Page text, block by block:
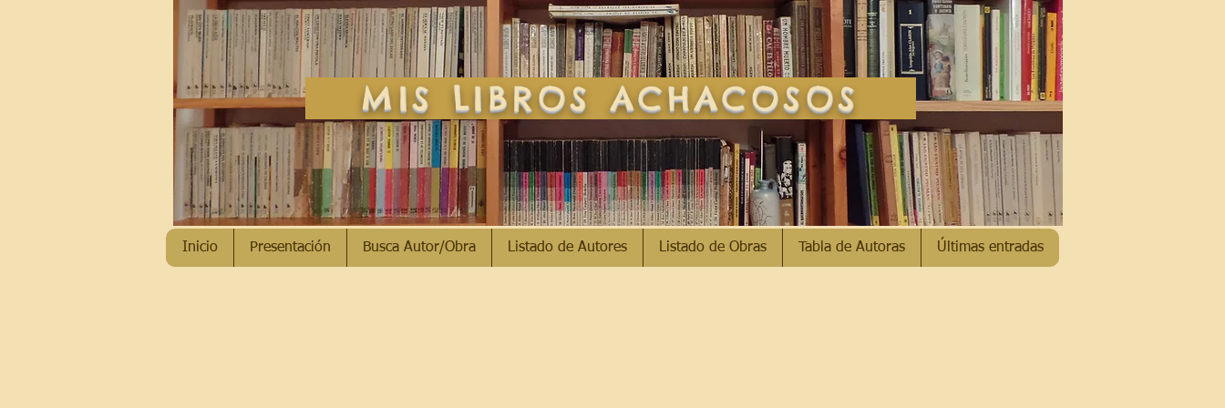
MIS LIBROS ACHACOSOS
Inicio Presentación Busca Autor/Obra Listado de Autores Listado de Obras Tabla de Autoras Últimas entradas